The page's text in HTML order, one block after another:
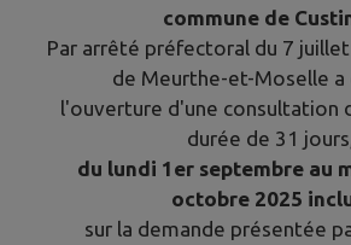
commune de
Par arrêté préfectoral du 7
de Meurthe-et-Moselle a
l'ouverture d'une consultation
durée de 31
du lundi 1er septembre au
octobre 2025
sur la demande présentée